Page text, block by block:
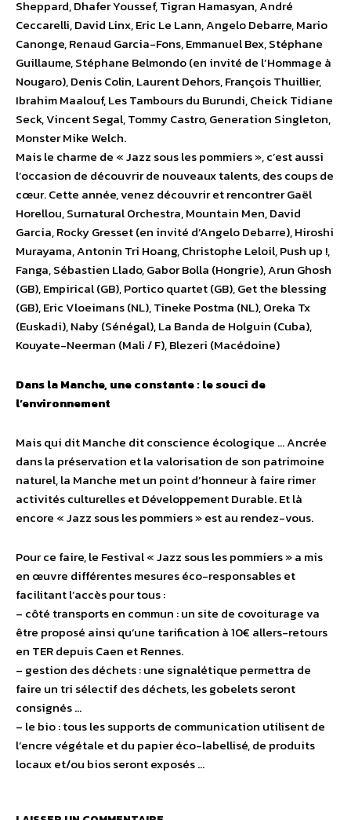
Sheppard, Dhafer Youssef, Tigran Hamasyan, André
Ceccarelli, David Linx, Eric Le Lann, Angelo Debarre, Mario
Canonge, Renaud Garcia-Fons, Emmanuel Bex, Stéphane
Guillaume, Stéphane Belmondo (en invité de l’Hommage à
Nougaro), Denis Colin, Laurent Dehors, François Thuillier,
Ibrahim Maalouf, Les Tambours du Burundi, Cheick Tidiane
Seck, Vincent Segal, Tommy Castro, Generation Singleton,
Monster Mike Welch.
Mais le charme de « Jazz sous les pommiers », c’est aussi
l’occasion de découvrir de nouveaux talents, des coups de
cœur. Cette année, venez découvrir et rencontrer Gaël
Horellou, Surnatural Orchestra, Mountain Men, David
Garcia, Rocky Gresset (en invité d’Angelo Debarre), Hiroshi
Murayama, Antonin Tri Hoang, Christophe Leloil, Push up !,
Fanga, Sébastien Llado, Gabor Bolla (Hongrie), Arun Ghosh
(GB), Empirical (GB), Portico quartet (GB), Get the blessing
(GB), Eric Vloeimans (NL), Tineke Postma (NL), Oreka Tx
(Euskadi), Naby (Sénégal), La Banda de Holguin (Cuba),
Kouyate-Neerman (Mali / F), Blezeri (Macédoine)
Dans la Manche, une constante : le souci de
l’environnement
Mais qui dit Manche dit conscience écologique … Ancrée
dans la préservation et la valorisation de son patrimoine
naturel, la Manche met un point d’honneur à faire rimer
activités culturelles et Développement Durable. Et là
encore « Jazz sous les pommiers » est au rendez-vous.
Pour ce faire, le Festival « Jazz sous les pommiers » a mis
en œuvre différentes mesures éco-responsables et
facilitant l’accès pour tous :
– côté transports en commun : un site de covoiturage va
être proposé ainsi qu’une tarification à 10€ allers-retours
en TER depuis Caen et Rennes.
– gestion des déchets : une signalétique permettra de
faire un tri sélectif des déchets, les gobelets seront
consignés …
– le bio : tous les supports de communication utilisent de
l’encre végétale et du papier éco-labellisé, de produits
locaux et/ou bios seront exposés …